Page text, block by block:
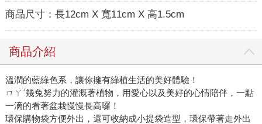
商品尺寸： 長12cm X 寬11cm X 高1.5cm
商品介紹
溫潤的藍綠色系，讓你擁有綠植生活的美好體驗！
ㄇㄚˊ幾兔努力的灌溉著植物，用愛心以及美好的心情陪伴，一點
一滴的看著盆栽慢慢長高囉！
環保購物袋方便外出，還可收納成小提袋造型，環保帶著走外出